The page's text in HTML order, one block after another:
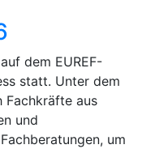
dem EUREF-
statt. Unter dem
Fachkräfte aus
und
um